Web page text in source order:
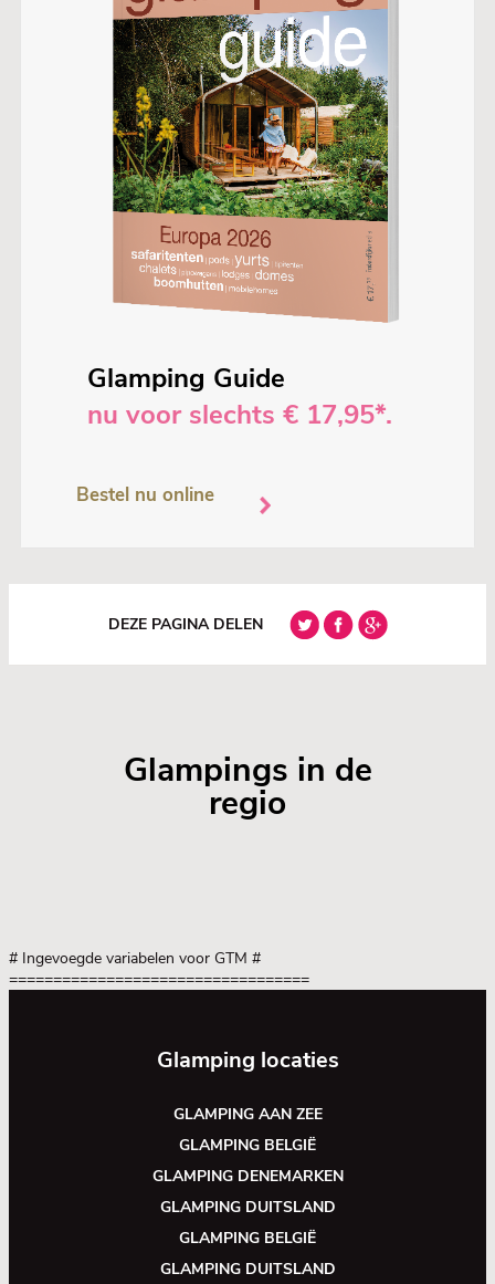
Glamping Guide
nu voor slechts € 17,95*.
Bestel nu online
DEZE PAGINA DELEN
Glampings in de
regio
# Ingevoegde variabelen voor GTM #
==================================
Glamping locaties
GLAMPING AAN ZEE
GLAMPING BELGIË
GLAMPING DENEMARKEN
GLAMPING DUITSLAND
GLAMPING BELGIË
GLAMPING DUITSLAND